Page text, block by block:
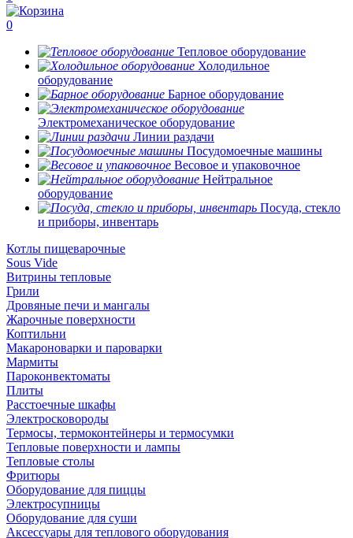
0
Тепловое оборудование
Холодильное
оборудование
Барное оборудование
Электромеханическое оборудование
Линии раздачи
Посудомоечные машины
Весовое и упаковочное
Нейтральное
оборудование
Посуда, стекло
и приборы, инвентарь
Котлы пищеварочные
Sous Vide
Витрины тепловые
Грили
Дровяные печи и мангалы
Жарочные поверхности
Коптильни
Макароноварки и пароварки
Мармиты
Пароконвектоматы
Плиты
Расстоечные шкафы
Электросковороды
Термосы, термоконтейнеры и термосумки
Тепловые поверхности и лампы
Тепловые столы
Фритюры
Оборудование для пиццы
Электросупницы
Оборудование для суши
Аксессуары для теплового оборудования